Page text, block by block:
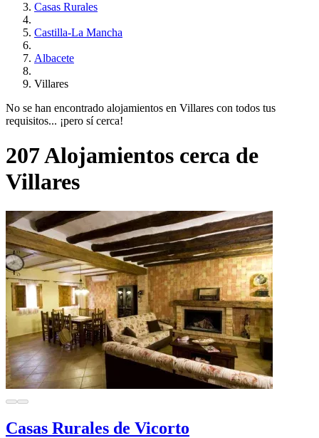
Casas Rurales
Castilla-La Mancha
Albacete
Villares
No se han encontrado alojamientos en Villares con todos tus
requisitos... ¡pero sí cerca!
207 Alojamientos cerca de
Villares
Casas Rurales de Vicorto